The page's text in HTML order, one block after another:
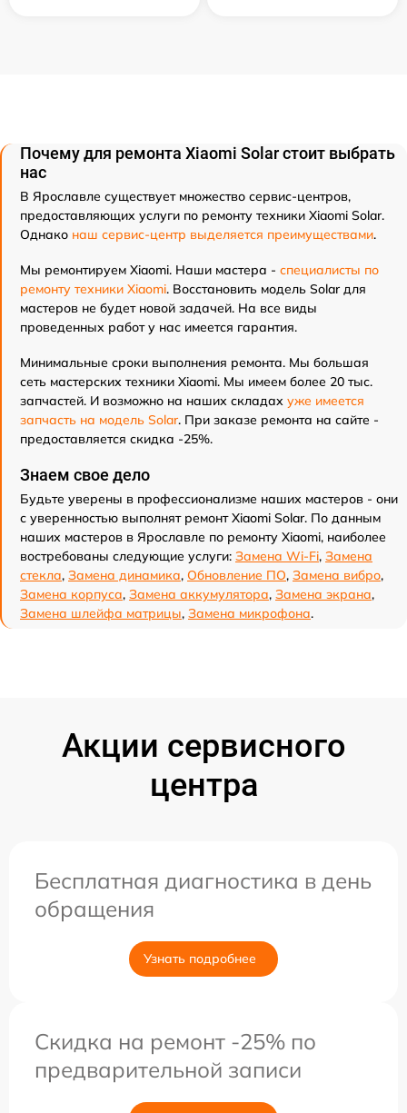
Почему для ремонта Xiaomi Solar стоит выбрать
нас
В Ярославле существует множество сервис-центров,
предоставляющих услуги по ремонту техники Xiaomi Solar.
Однако наш сервис-центр выделяется преимуществами.
Мы ремонтируем Xiaomi. Наши мастера - специалисты по
ремонту техники Xiaomi. Восстановить модель Solar для
мастеров не будет новой задачей. На все виды
проведенных работ у нас имеется гарантия.
Минимальные сроки выполнения ремонта. Мы большая
сеть мастерских техники Xiaomi. Мы имеем более 20 тыс.
запчастей. И возможно на наших складах уже имеется
запчасть на модель Solar. При заказе ремонта на сайте -
предоставляется скидка -25%.
Знаем свое дело
Будьте уверены в профессионализме наших мастеров - они
с уверенностью выполнят ремонт Xiaomi Solar. По данным
наших мастеров в Ярославле по ремонту Xiaomi, наиболее
востребованы следующие услуги: Замена Wi-Fi, Замена
стекла, Замена динамика, Обновление ПО, Замена вибро,
Замена корпуса, Замена аккумулятора, Замена экрана,
Замена шлейфа матрицы, Замена микрофона.
Акции сервисного
центра
Бесплатная диагностика в день
обращения
Узнать подробнее
Скидка на ремонт -25% по
предварительной записи